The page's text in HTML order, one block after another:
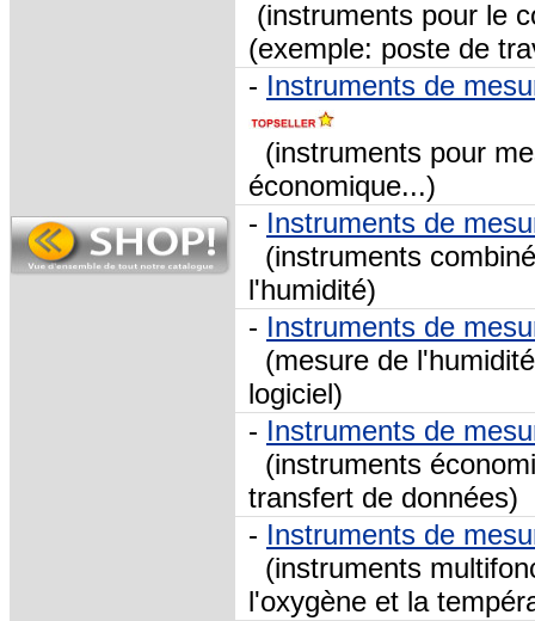
(instruments pour le
(exemple: poste de
- Instruments de
(instruments pour
économique...)
- Instruments de
(instruments
l'humidité)
- Instruments de
(mesure de
logiciel)
- Instruments de
(instruments
transfert de données)
- Instruments de
(instruments
l'oxygène et la